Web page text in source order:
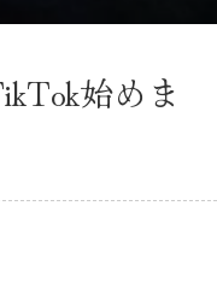
始めま